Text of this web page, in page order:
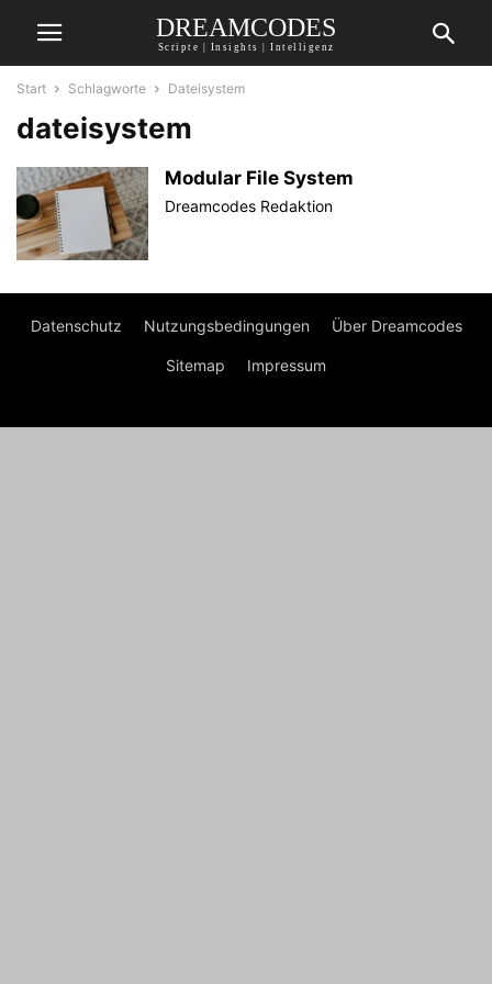
DREAMCODES
Scripte | Insights | Intelligenz
Start Schlagworte Dateisystem
dateisystem
Modular File System
Dreamcodes Redaktion
Datenschutz Nutzungsbedingungen Über Dreamcodes
Sitemap Impressum